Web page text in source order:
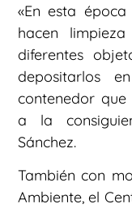
«En esta
hacen
diferentes
depositarlos
contenedor que
a la
Sánchez.
También con
Ambiente, el